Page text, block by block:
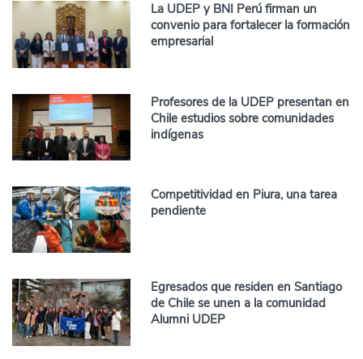
La UDEP y BNI Perú firman un
convenio para fortalecer la formación
empresarial
Profesores de la UDEP presentan en
Chile estudios sobre comunidades
indígenas
Competitividad en Piura, una tarea
pendiente
Egresados que residen en Santiago
de Chile se unen a la comunidad
Alumni UDEP